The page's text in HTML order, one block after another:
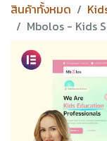
สินค้าทั้งหมด
Mbolos - Kids